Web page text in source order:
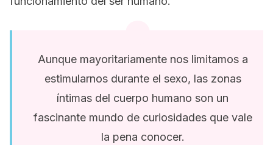
Aunque mayoritariamente nos limitamos a
estimularnos durante el sexo, las zonas
íntimas del cuerpo humano son un
fascinante mundo de curiosidades que vale
la pena conocer.